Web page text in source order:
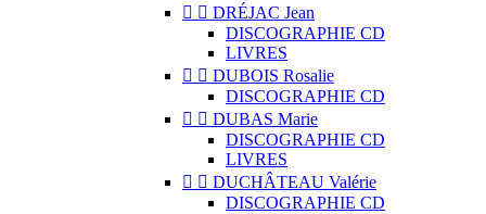
  DRÉJAC Jean
DISCOGRAPHIE CD
LIVRES
  DUBOIS Rosalie
DISCOGRAPHIE CD
  DUBAS Marie
DISCOGRAPHIE CD
LIVRES
  DUCHÂTEAU Valérie
DISCOGRAPHIE CD